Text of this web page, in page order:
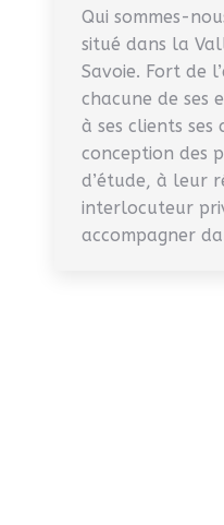
Qui sommes-
situé dans la
Savoie. Fort de
chacune de ses
à ses clients ses
conception des
d’étude, à leur
interlocuteur
accompagner